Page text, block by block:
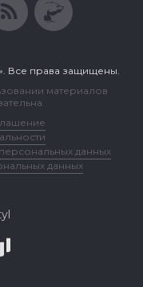
Все права защищены.
материалов
данных
данных